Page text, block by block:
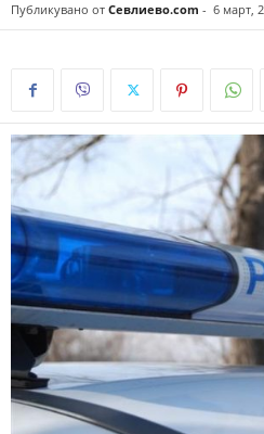
Публикувано от Севлиево.com - 6 март,